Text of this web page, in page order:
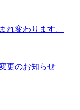
れ変わります。
更のお知らせ